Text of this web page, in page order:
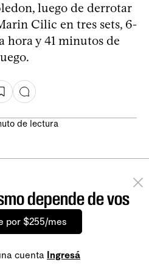
luego de derrotar
Cilic en tres sets, 6-
hora y 41 minutos de
de lectura
depende de vos
por $255/mes
cuenta Ingresá